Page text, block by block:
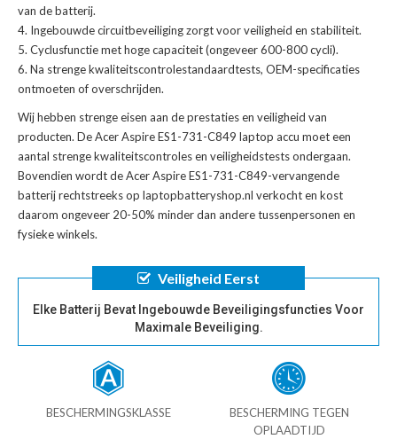
van de batterij.
Ingebouwde circuitbeveiliging zorgt voor veiligheid en stabiliteit.
Cyclusfunctie met hoge capaciteit (ongeveer 600-800 cycli).
Na strenge kwaliteitscontrolestandaardtests, OEM-specificaties
ontmoeten of overschrijden.
Wij hebben strenge eisen aan de prestaties en veiligheid van
producten. DeAcer Aspire ES1-731-C849 laptop accu moet een
aantal strenge kwaliteitscontroles en veiligheidstests ondergaan.
Bovendien wordt deAcer Aspire ES1-731-C849-vervangende
batterijrechtstreeks op laptopbatteryshop.nl verkocht en kost
daarom ongeveer 20-50% minder dan andere tussenpersonen en
fysieke winkels.
Veiligheid Eerst
Elke Batterij Bevat Ingebouwde Beveiligingsfuncties Voor
Maximale Beveiliging.
BESCHERMINGSKLASSE
BESCHERMING TEGEN
OPLAADTIJD